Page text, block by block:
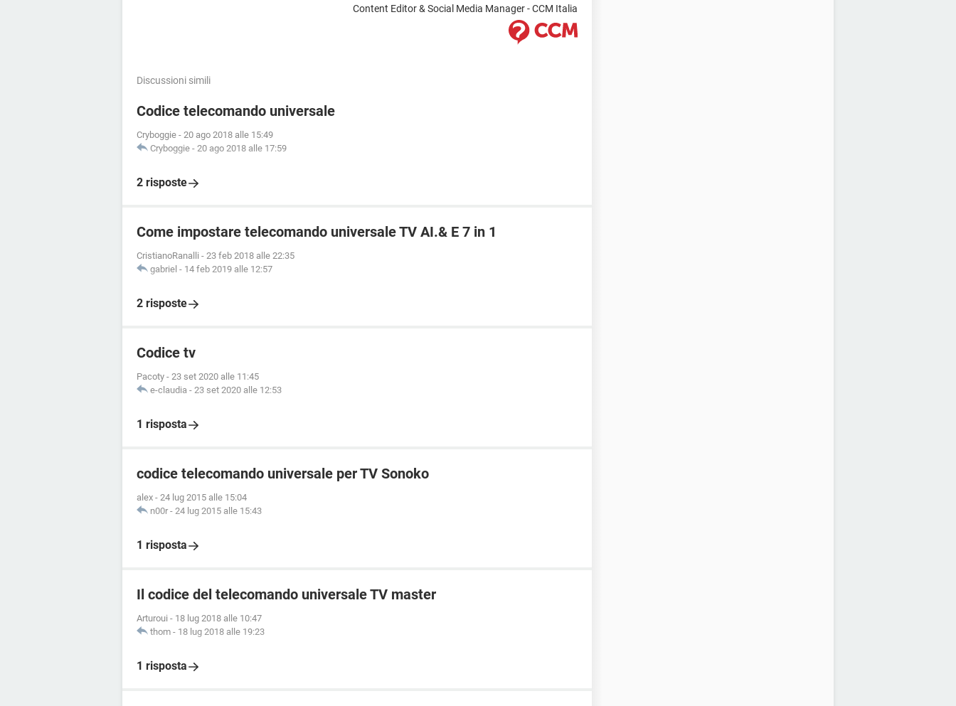
Content Editor & Social Media Manager - CCM Italia
Discussioni simili
Codice telecomando universale
Cryboggie - 20 ago 2018 alle 15:49
Cryboggie - 20 ago 2018 alle 17:59
2 risposte
Come impostare telecomando universale TV AI.& E 7 in 1
CristianoRanalli - 23 feb 2018 alle 22:35
gabriel - 14 feb 2019 alle 12:57
2 risposte
Codice tv
Pacoty - 23 set 2020 alle 11:45
e-claudia - 23 set 2020 alle 12:53
1 risposta
codice telecomando universale per TV Sonoko
alex - 24 lug 2015 alle 15:04
n00r - 24 lug 2015 alle 15:43
1 risposta
Il codice del telecomando universale TV master
Arturoui - 18 lug 2018 alle 10:47
thom - 18 lug 2018 alle 19:23
1 risposta